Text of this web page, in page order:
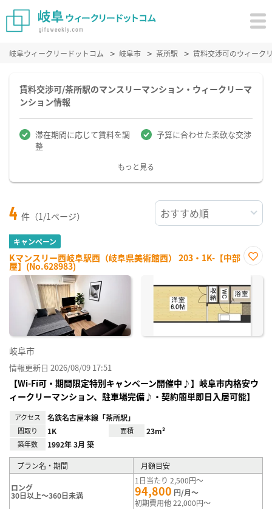
岐阜ウィークリードットコム 岐阜市 茶所駅 賃料交渉可のウィーク
賃料交渉可/茶所駅のマンスリーマンション・ウィークリーマ
ンション情報
滞在期間に応じて賃料を調
整
予算に合わせた柔軟な交渉
もっと見る
4 件（1/1ページ）
キャンペーン
Kマンスリー西岐阜駅西（岐阜県美術館西） 203・1K-【中部
屋】(No.628983)
に入
り登
録
岐阜市
情報更新日 2026/08/09 17:51
【Wi-Fi可・期間限定特別キャンペーン開催中♪】岐阜市内格安ウ
ィークリーマンション、駐車場完備♪・契約簡単即日入居可能】
アクセス 名鉄名古屋本線「茶所駅」
間取り 1K 面積 23m²
築年数 1992年 3月 築
プラン名・期間 月額目安
ロング
30日以上～360日未満
1日当たり 2,500円～
94,800 円/月～
初期費用他 22,000円～